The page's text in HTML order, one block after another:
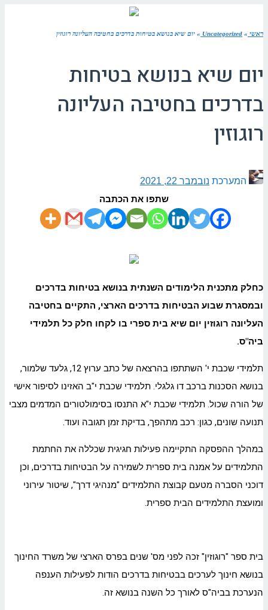
ראשי »
Uncategorized
» יום שיא בנושא בטיחות בדרכים בחטיבה העליונה רוגוזין
יום שיא בנושא בטיחות
בדרכים בחטיבה העליונה
רוגוזין
המערכת נובמבר 22, 2021
שתפו את הכתבה
כחלק מתכנית הלימודים השנתית בנושא בטיחות בדרכים
ובמסגרת שבוע הבטיחות בדרכים הארצי, התקיים בחטיבה
העליונה רוגוזין יום שיא בית ספרי בו לקחו חלק כל תלמידי
ביה"ס.
תלמידי שכבת י' השתתפו בהרצאה של כתב ערוץ 12, גלעד שלמור,
בנושא הסכנות ברכב דו גלגלי. תלמידי שכבת י"ב האזינו לסיפור אישי
של הורה שכול. תלמידי שכבת י"א התנסו בסימולטורים המדמים מצבי
תנועה שונים, כגון: רכב מתהפך, בדיקת זמן תגובה ועוד.
במהלך ההפסקה התקיימה פעילות חגיגית שכללה את החתמת
התלמידים על אמנה בית ספרית לשמירה על הבטיחות בדרכים, וכן
דוכני הסברה מטעם קבוצת התלמידים "מנהיגי דרך", שיטור עירוני
ומועצת התלמידים הבית ספרית.
בית ספר "רוגוזין" זכה לפני מס' שנים בפרס הארצי של משרד החינוך
בנושא חינוך לערכים בבטיחות בדרכים הודות לפעילות הענפה
הנערכת בביה"ס לאורך כל השנה בנושא זה.